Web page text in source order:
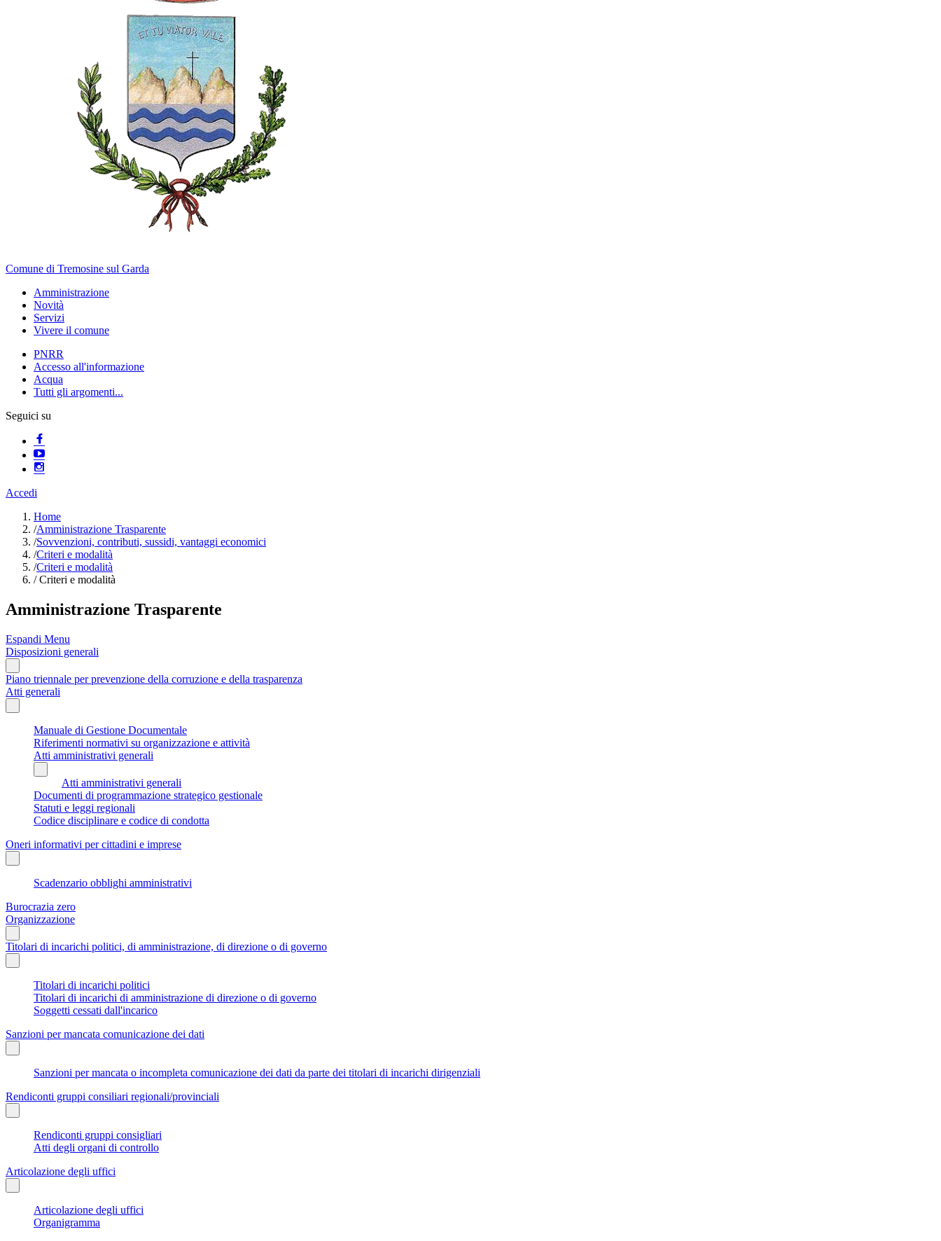
Comune di Tremosine sul Garda
Amministrazione
Novità
Servizi
Vivere il comune
PNRR
Accesso all'informazione
Acqua
Tutti gli argomenti...
Seguici su
Accedi
Home
/Amministrazione Trasparente
/Sovvenzioni, contributi, sussidi, vantaggi economici
/Criteri e modalità
/Criteri e modalità
/Criteri e modalità
Amministrazione Trasparente
Espandi Menu
Disposizioni generali
Piano triennale per prevenzione della corruzione e della trasparenza
Atti generali
Manuale di Gestione Documentale
Riferimenti normativi su organizzazione e attività
Atti amministrativi generali
Atti amministrativi generali
Documenti di programmazione strategico gestionale
Statuti e leggi regionali
Codice disciplinare e codice di condotta
Oneri informativi per cittadini e imprese
Scadenzario obblighi amministrativi
Burocrazia zero
Organizzazione
Titolari di incarichi politici, di amministrazione, di direzione o di governo
Titolari di incarichi politici
Titolari di incarichi di amministrazione di direzione o di governo
Soggetti cessati dall'incarico
Sanzioni per mancata comunicazione dei dati
Sanzioni per mancata o incompleta comunicazione dei dati da parte dei titolari di incarichi dirigenziali
Rendiconti gruppi consiliari regionali/provinciali
Rendiconti gruppi consigliari
Atti degli organi di controllo
Articolazione degli uffici
Articolazione degli uffici
Organigramma